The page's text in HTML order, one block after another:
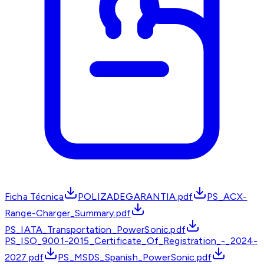
Ficha Técnica POLIZADEGARANTIA.pdf
PS_ACX-
Range-Charger_Summary.pdf
PS_IATA_Transportation_PowerSonic.pdf
PS_ISO_9001-2015_Certificate_Of_Registration_-_2024-
2027.pdf
PS_MSDS_Spanish_PowerSonic.pdf